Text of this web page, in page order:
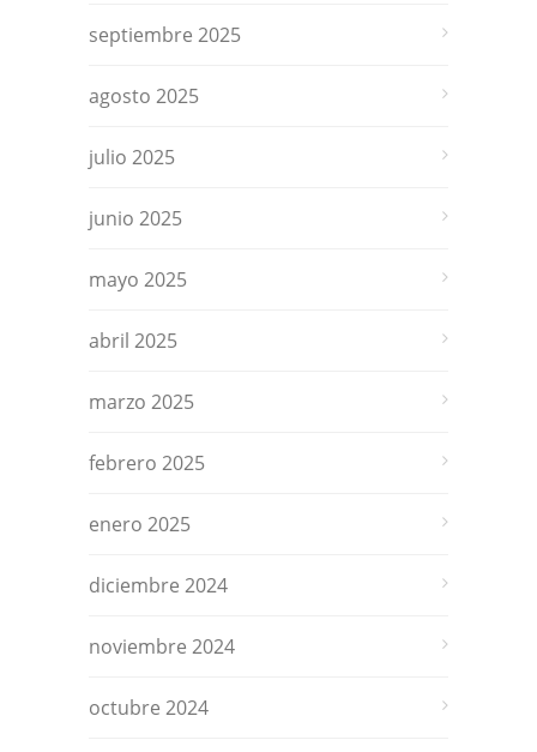
septiembre 2025
agosto 2025
julio 2025
junio 2025
mayo 2025
abril 2025
marzo 2025
febrero 2025
enero 2025
diciembre 2024
noviembre 2024
octubre 2024